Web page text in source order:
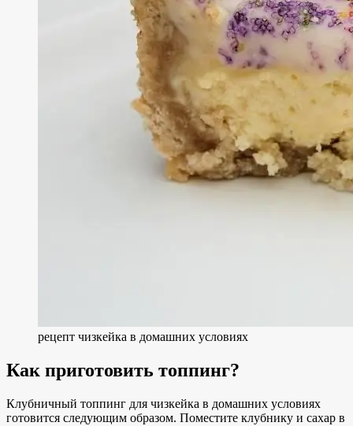
рецепт чизкейка в домашних условиях
Как приготовить топпинг?
Клубничный топпинг для чизкейка в домашних условиях
готовится следующим образом. Поместите клубнику и сахар в